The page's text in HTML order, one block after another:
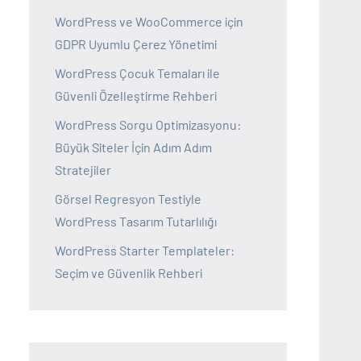
WordPress ve WooCommerce için
GDPR Uyumlu Çerez Yönetimi
WordPress Çocuk Temaları ile
Güvenli Özelleştirme Rehberi
WordPress Sorgu Optimizasyonu:
Büyük Siteler İçin Adım Adım
Stratejiler
Görsel Regresyon Testiyle
WordPress Tasarım Tutarlılığı
WordPress Starter Templateler:
Seçim ve Güvenlik Rehberi